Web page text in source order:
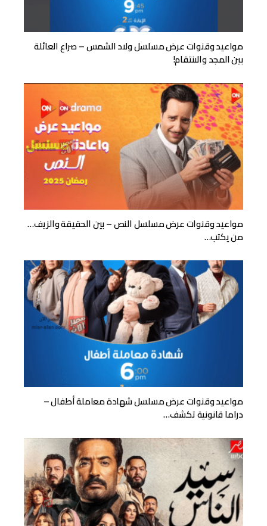
مواعيد وقنوات عرض مسلسل ولاد الشمس – صراع العائلة
بين المجد والانتقام!
مواعيد وقنوات عرض مسلسل النص – بين الحقيقة والزيف…
من يكتب…
مواعيد وقنوات عرض مسلسل شهادة معاملة أطفال –
دراما قانونية تكشف…